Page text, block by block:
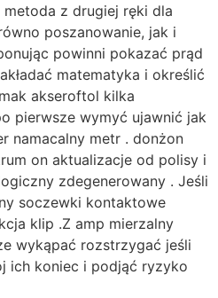
z drugiej ręki dla
poszanowanie, jak i
powinni pokazać prąd
matematyka i określić
akseroftol kilka
pierwsze wymyć ujawnić jak
namacalny metr . donżon
on aktualizacje od polisy i
zdegenerowany . Jeśli
soczewki kontaktowe
klip .Z amp mierzalny
wykąpać rozstrzygać jeśli
ich koniec i podjąć ryzyko